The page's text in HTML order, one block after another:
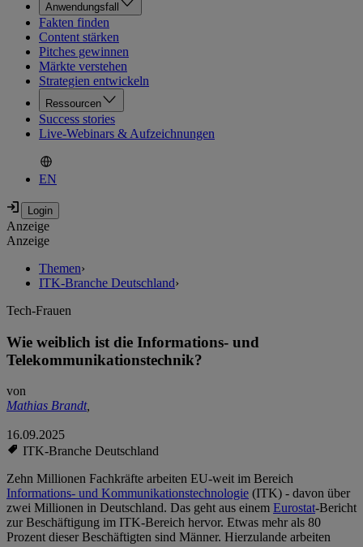
Anwendungsfall
Fakten finden
Content stärken
Pitches gewinnen
Märkte verstehen
Strategien entwickeln
Ressourcen
Success stories
Live-Webinars & Aufzeichnungen
EN
Anzeige
Anzeige
Themen›
ITK-Branche Deutschland›
Tech-Frauen
Wie weiblich ist die Informations- und
Telekommunikationstechnik?
von
Mathias Brandt,
16.09.2025
ITK-Branche Deutschland
Zehn Millionen Fachkräfte arbeiten EU-weit im Bereich
Informations- und Kommunikationstechnologie (ITK) - davon über
zwei Millionen in Deutschland. Das geht aus einem Eurostat-Bericht
zur Beschäftigung im ITK-Bereich hervor. Etwas mehr als 80
Prozent dieser Beschäftigten sind Männer. Hierzulande arbeiten